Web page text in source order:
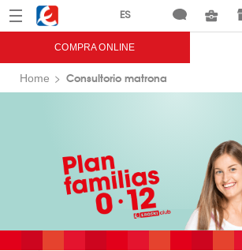
Menú Eroski
COMPRA ONLINE
Home Consultorio matrona